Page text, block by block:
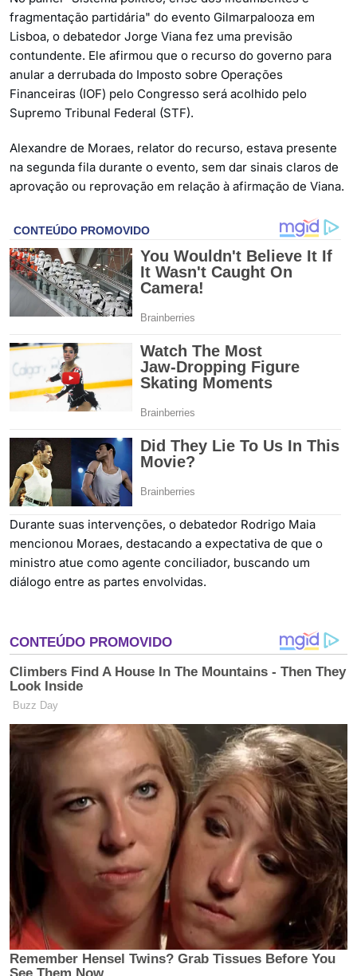
fragmentação partidária" do evento Gilmarpalooza em
Lisboa, o debatedor Jorge Viana fez uma previsão
contundente. Ele afirmou que o recurso do governo para
anular a derrubada do Imposto sobre Operações
Financeiras (IOF) pelo Congresso será acolhido pelo
Supremo Tribunal Federal (STF).
Alexandre de Moraes, relator do recurso, estava presente
na segunda fila durante o evento, sem dar sinais claros de
aprovação ou reprovação em relação à afirmação de Viana.
Durante suas intervenções, o debatedor Rodrigo Maia
mencionou Moraes, destacando a expectativa de que o
ministro atue como agente conciliador, buscando um
diálogo entre as partes envolvidas.